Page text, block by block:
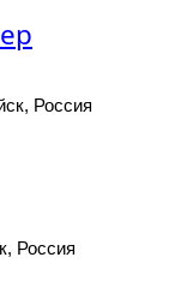
Россия
Россия